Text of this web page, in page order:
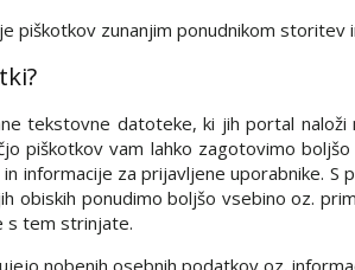
piškotkov zunanjim ponudnikom
tekstovne datoteke, ki jih portal
piškotkov vam lahko zagotovimo
informacije za prijavljene uporabnike.
obiskih ponudimo boljšo vsebino oz.
s tem strinjate.
nobenih osebnih podatkov oz.